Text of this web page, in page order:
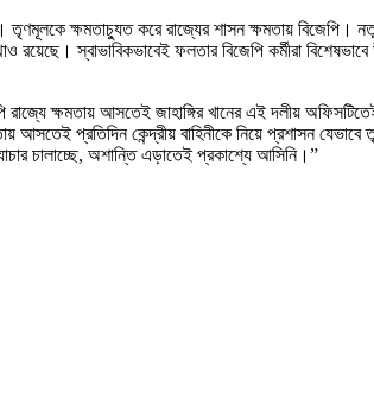
ক্ষমতাচ্যুত করে রাজ্যের শাসন ক্ষমতায় বিজেপি। নতুন
স্বাভাবিকভাবেই ফলতার বিজেপি কর্মীরা
ক্ষমতায় আসতেই জাহাঙ্গির খানের এই দলীয়
প্রতিদিন কেন্দ্রীয় বাহিনীকে নিয়ে প্রশাসন
চালাচ্ছে, অশান্তি এড়াতেই প্রকাশ্যে আসিনি।”